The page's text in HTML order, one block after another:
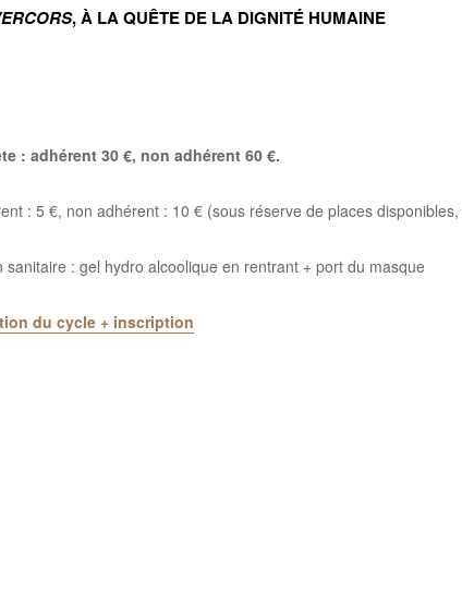
, À LA QUÊTE DE LA DIGNITÉ HUMAINE
: adhérent 30 €, non adhérent 60 €.
: 5 €, non adhérent : 10 € (sous réserve de places
sanitaire : gel hydro alcoolique en rentrant + port du masque
du cycle + inscription